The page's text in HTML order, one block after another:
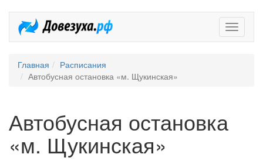
Главная
Расписания
Автобусная остановка «м. Щукинская»
Автобусная остановка
«м. Щукинская»